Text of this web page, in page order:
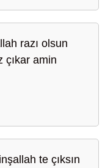
razı olsun
çıkar amin
te çıksın